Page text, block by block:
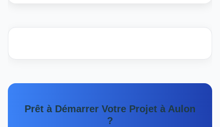
Prêt à Démarrer Votre Projet à Aulon
?